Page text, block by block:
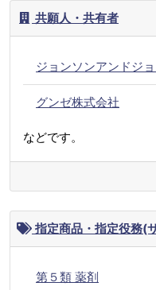
共願人・共有者
ジョンソンアンドジ
グンゼ株式会社
などです。
指定商品・指定役務(
第５類 薬剤